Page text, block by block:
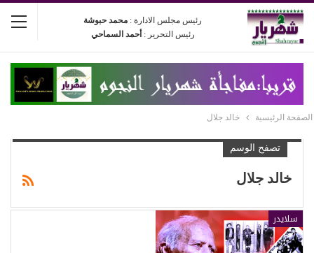
رئيس مجلس الادارة : محمد حبوشة
رئيس التحرير : أحمد السماحي
الصفحة الرئيسية خالد جلال
تصفح الوسم
خالد جلال
سلايدر